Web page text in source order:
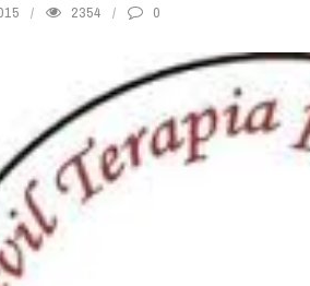
2354 0